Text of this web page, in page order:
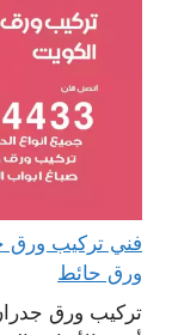
ورق حائط
تركيب ورق